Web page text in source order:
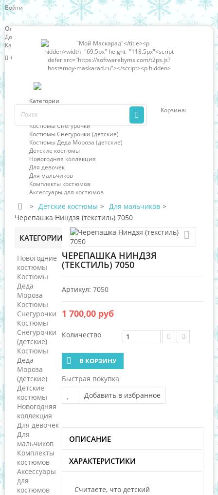
Войти
Отзывы о нас
Доставка и оплата
Карта сайта
+7 (966) 324-63-85
Корзина:
Категории
Костюмы Деда Мороза
Костюмы Снегурочки
Костюмы Снегурочки (детские)
Костюмы Деда Мороза (детские)
Детские костюмы
Новогодняя коллекция
Для девочек
Для мальчиков
Комплекты костюмов
Аксессуары для костюмов
> Детские костюмы > Для мальчиков >
Черепашка Ниндзя (текстиль) 7050
КАТЕГОРИИ
Новогодние
костюмы
Костюмы
Деда
Мороза
Костюмы
Снегурочки
Костюмы
Снегурочки
(детские)
Костюмы
Деда
Мороза
(детские)
Детские
костюмы
Новогодняя
коллекция
Для девочек
Для
мальчиков
Комплекты
костюмов
Аксессуары
для
костюмов
ЧЕРЕПАШКА НИНДЗЯ
(ТЕКСТИЛЬ) 7050
Артикул: 7050
1 700,00 руб
Количество
В КОРЗИНУ
Быстрая покупка
Добавить в избранное
ОПИСАНИЕ
ХАРАКТЕРИСТИКИ
Считаете, что детский